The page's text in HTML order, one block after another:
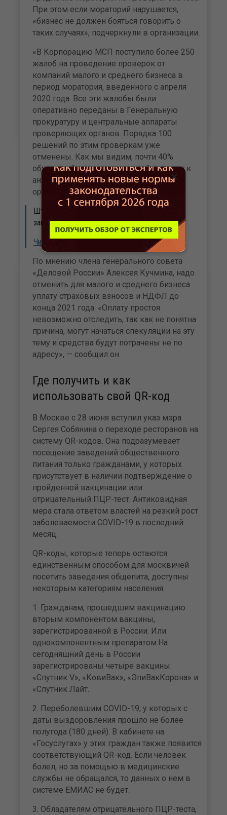
При этом если мораторий нарушается,
«бизнес не должен бояться говорить о
таких случаях», подчеркнули в организации.
«В Корпорацию МСП поступило более 250
жалоб на проведение проверок от
компаний малого и среднего бизнеса в
период моратория, введенного с апреля
2020 года. Все эти жалобы были
оперативно переданы в Генеральную
прокуратуру и центральные аппараты
проверяющих органов. Порядка 100
решений по этим проверкам уже
отменены. Как мы видим, почти 40%
обращений предпринимателей привели к
аннулированию решений надзорных
органов», — сообщили в пресс-службе.
Штрафовать компанию и директора могут
запретить
Читать далее…
По мнению члена генерального совета
«Деловой России» Алексея Кучмина, надо
отменить для малого и среднего бизнеса
уплату страховых взносов и НДФЛ до
конца 2021 года. «Оплату простоя
невозможно отследить, так как не понятна
причина, могут начаться спекуляции на эту
тему и средства будут потрачены не по
адресу», — сообщил он.
Где получить и как
использовать свой QR-код
В Москве с 28 июня вступил указ мэра
Сергея Собянина о переходе ресторанов на
систему QR-кодов. Она подразумевает
посещение заведений общественного
питания только гражданами, у которых
присутствует в наличии подтверждение о
пройденной вакцинации или
отрицательный ПЦР-тест. Антиковидная
мера стала ответом властей на резкий рост
заболеваемости COVID-19 в последний
месяц.
QR-коды, которые теперь остаются
единственным способом для москвичей
посетить заведения общепита, доступны
некоторым категориям населения:
1. Гражданам, прошедшим вакцинацию
вторым компонентом вакцины,
зарегистрированной в России. Или
однокомпонентным препаратом.На
сегодняшний день в России
зарегистрированы четыре вакцины:
«Спутник V», «КовиВак», «ЭпиВакКорона» и
«Спутник Лайт.
2. Переболевшим COVID-19, у которых с
даты выздоровления прошло не более
полугода (180 дней). В кабинете на
«Госуслугах» у этих граждан также появится
соответствующий QR-код. Если человек
болел, но за помощью в медицинские
службы не обращался, то данных о нем в
системе ЕМИАС не будет.
3. Обладателям отрицательного ПЦР-теста,
×